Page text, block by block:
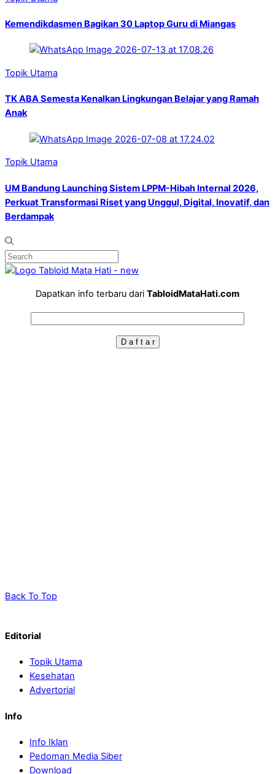
Kemendikdasmen Bagikan 30 Laptop Guru di Miangas
Topik Utama
TK ABA Semesta Kenalkan Lingkungan Belajar yang Ramah
Anak
Topik Utama
UM Bandung Launching Sistem LPPM-Hibah Internal 2026,
Perkuat Transformasi Riset yang Unggul, Digital, Inovatif, dan
Berdampak
Dapatkan info terbaru dari TabloidMataHati.com
Back To Top
Editorial
Topik Utama
Kesehatan
Advertorial
Info
Info Iklan
Pedoman Media Siber
Download